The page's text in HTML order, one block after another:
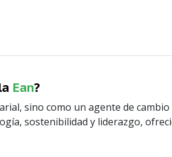
Ean?
sino como un agente de
sostenibilidad y liderazgo,